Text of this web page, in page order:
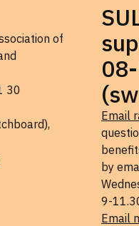
of
30
Email
by
9-
Email